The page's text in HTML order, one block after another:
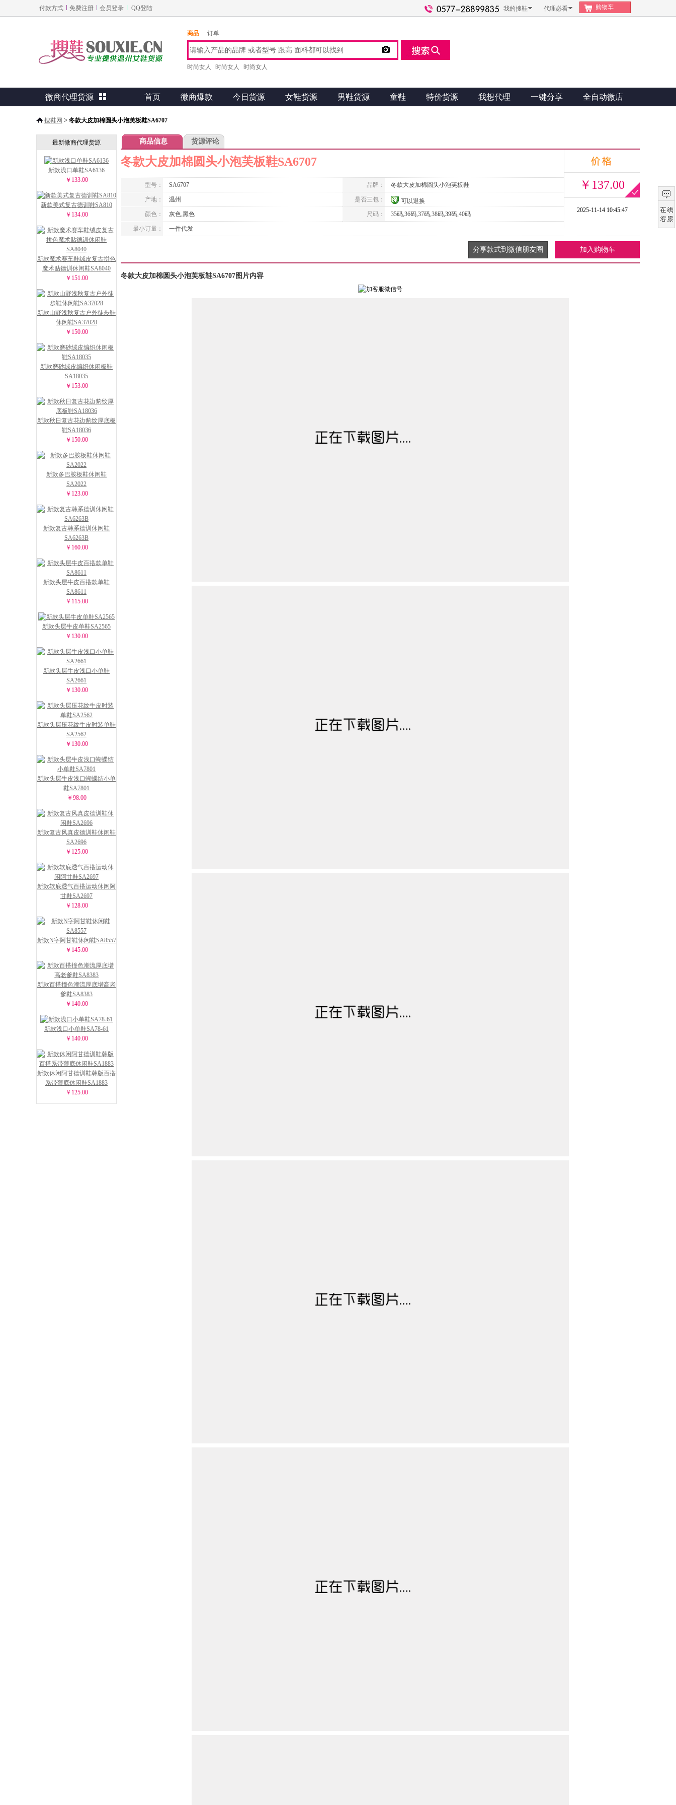
付款方式 免费注册 会员登录 QQ登陆 我的搜鞋 代理必看 购物车
商品 订单

时尚女人 时尚女人 时尚女人
微商代理货源  首页 微商爆款 今日货源 女鞋货源 男鞋货源 童鞋 特价货源 我想代理 一键分享 全自动微店
搜鞋网 > 冬款大皮加棉圆头小泡芙板鞋SA6707
最新微商代理货源
新款浅口单鞋SA6136
￥133.00
新款美式复古德训鞋SA810
￥134.00
新款魔术赛车鞋绒皮复古拼色
魔术贴德训休闲鞋SA8040
￥151.00
新款山野浅秋复古户外徒步鞋
休闲鞋SA37028
￥150.00
新款磨砂绒皮编织休闲板鞋
SA18035
￥153.00
新款秋日复古花边豹纹厚底板
鞋SA18036
￥150.00
新款多巴胺板鞋休闲鞋
SA2022
￥123.00
新款复古韩系德训休闲鞋
SA6263B
￥160.00
新款头层牛皮百搭款单鞋
SA8611
￥115.00
新款头层牛皮单鞋SA2565
￥130.00
新款头层牛皮浅口小单鞋
SA2661
￥130.00
新款头层压花纹牛皮时装单鞋
SA2562
￥130.00
新款头层牛皮浅口蝴蝶结小单
鞋SA7801
￥98.00
新款复古风真皮德训鞋休闲鞋
SA2696
￥125.00
新款软底透气百搭运动休闲阿
甘鞋SA2697
￥128.00
新款N字阿甘鞋休闲鞋SA8557
￥145.00
新款百搭撞色潮流厚底增高老
爹鞋SA8383
￥140.00
新款浅口小单鞋SA78-61
￥140.00
新款休闲阿甘德训鞋韩版百搭
系带薄底休闲鞋SA1883
￥125.00
商品信息 货源评论
冬款大皮加棉圆头小泡芙板鞋SA6707
￥137.00
2025-11-14 10:45:47
型号： SA6707 品牌： 冬款大皮加棉圆头小泡芙板鞋
产地： 温州 是否三包：
可以退换
颜色：
灰色,黑色 尺码： 35码,36码,37码,38码,39码,40码
最小订量： 一件代发
加入购物车
分享款式到微信朋友圈
冬款大皮加棉圆头小泡芙板鞋SA6707图片内容